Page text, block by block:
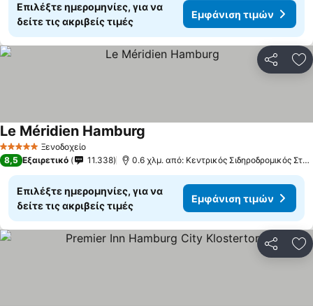
Επιλέξτε ημερομηνίες, για να
δείτε τις ακριβείς τιμές
Εμφάνιση τιμών
5 Αστέρια Ξενοδοχείο
Le Méridien Hamburg
8,5 Εξαιρετικό 11.338 0.6 χλμ. από: Κεντρικός Σιδηροδρομικός
Επιλέξτε ημερομηνίες, για να
δείτε τις ακριβείς τιμές
Εμφάνιση τιμών